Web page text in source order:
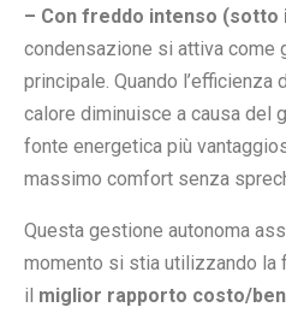
– Con freddo intenso (sotto i
condensazione si attiva come
principale. Quando l’efficienza
calore diminuisce a causa del
fonte energetica più
massimo comfort senza
Questa gestione autonoma
momento si stia utilizzando la
il miglior rapporto costo/